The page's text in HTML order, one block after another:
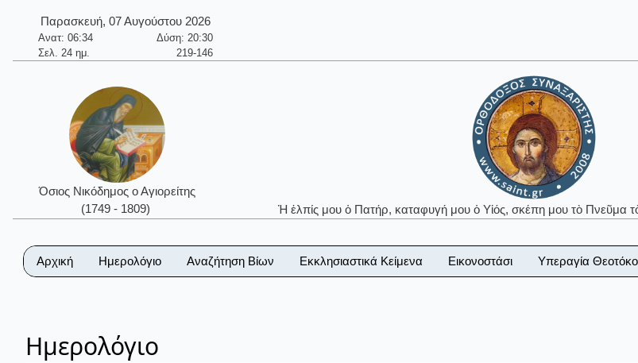
Παρασκευή, 07 Αυγούστου 2026
Ανατ: 06:34
Δύση: 20:30
Σελ. 24 ημ.
219-146
Όσιος Νικόδημος ο Αγιορείτης
(1749 - 1809)
Ἡ ἐλπίς μου ὁ Πατήρ, καταφυγή μου ὁ Υἱός, σκέπη μου τὸ Πνεῦμα
Αρχική Ημερολόγιο Αναζήτηση Βίων Εκκλησιαστικά Κείμενα Εικονοστάσι Υπεραγία
Ημερολόγιο